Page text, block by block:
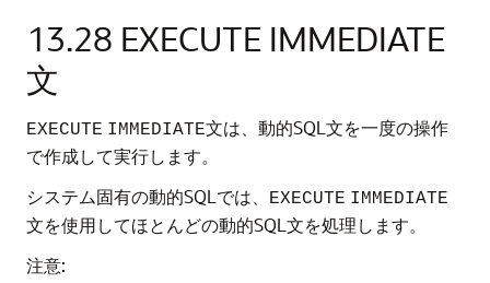
13.28 EXECUTE IMMEDIATE
文
EXECUTE IMMEDIATE文は、動的SQL文を一度の操作
で作成して実行します。
システム固有の動的SQLでは、
EXECUTE IMMEDIATE
文を使用してほとんどの動的SQL文を処理します。
注意: